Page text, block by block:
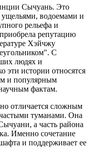
Сычуань. Это
ущельями, водоемами и
рельефа и
репутацию
Хэйчжу
С
людях и
эти истории относятся
и популярным
фактам.
отличается сложным
туманами. Она
а часть района
Именно сочетание
и поддерживает ее